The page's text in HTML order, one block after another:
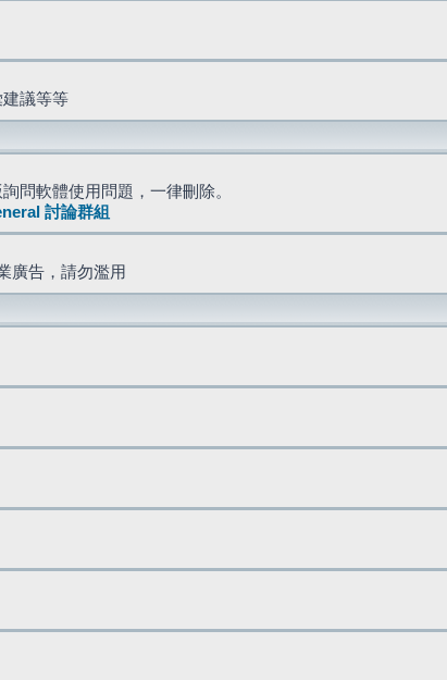
議等等
問軟體使用問題，一律刪除。
討論群組
廣告，請勿濫用